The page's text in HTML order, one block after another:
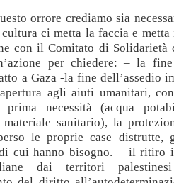
orrore crediamo sia
ci metta la faccia e
con il Comitato di Solidarietà
per chiedere: – la
a Gaza -la fine dell’assedio
apertura agli aiuti umanitari,
necessità (acqua
sanitario), la
le proprie case distrutte,
di cui hanno bisogno. – il ritiro
dai territori